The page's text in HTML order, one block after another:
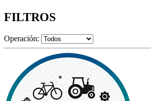
FILTROS
Operación: